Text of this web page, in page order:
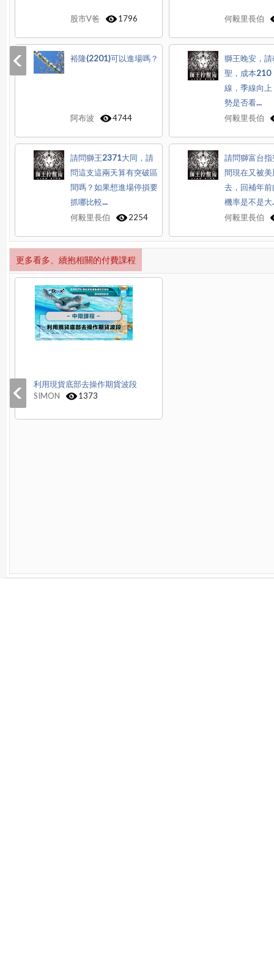
股市V爸 1796 何毅里長伯
裕隆(2201)可以進場嗎？
阿布波 4744
獅王晚安，
聖，成本210
線，季線向
勢是否看...
何毅里長伯
請問獅王2371大同，請
問這支這兩天算有突破區
間嗎？如果想進場停損要
抓哪比較...
何毅里長伯
2254
請問獅富台
間現在又被
去，回補年
機率是不是大
何毅里長伯
更多看多、續抱相關的付費課程
利用現貨底部去操作期貨波段
SIMON
1373